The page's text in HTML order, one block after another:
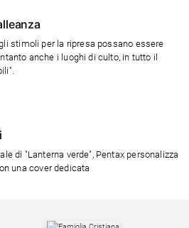
stimoli per la ripresa possano essere
anche i luoghi di culto, in tutto il
di "Lanterna verde", Pentax personalizza
una cover dedicata